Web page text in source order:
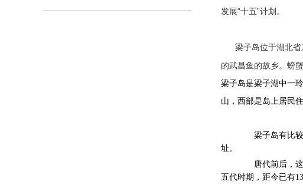
发展“十五”计划。
梁子岛位于湖北
的武昌鱼的故乡。螃
梁子岛是梁子湖中一
山，西部是岛上居民住
梁子岛有比较
址。
唐代前后，这
五代时期，距今已有